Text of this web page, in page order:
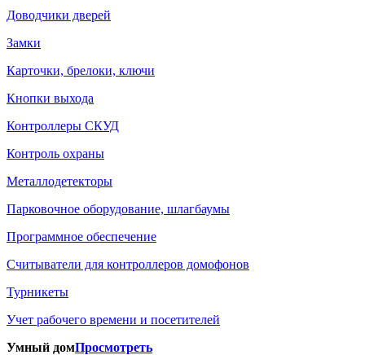
Доводчики дверей
Замки
Карточки, брелоки, ключи
Кнопки выхода
Контроллеры СКУД
Контроль охраны
Металлодетекторы
Парковочное оборудование, шлагбаумы
Программное обеспечение
Считыватели для контроллеров домофонов
Турникеты
Учет рабочего времени и посетителей
Умный домПросмотреть